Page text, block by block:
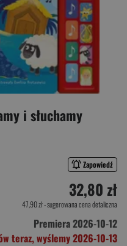
i słuchamy
Zapowiedź
32,80 zł
47,90 zł- sugerowana cena detaliczna
Premiera 2026-10-12
teraz, wyślemy 2026-10-13